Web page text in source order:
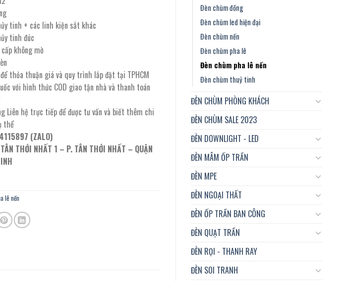
Đèn chùm đồng
Đèn chùm led hiện đại
Đèn chùm nến
Đèn chùm pha lê
Đèn chùm pha lê nến
Đèn chùm thuỷ tinh
ĐÈN CHÙM PHÒNG KHÁCH
ĐÈN CHÙM SALE 2023
ĐÈN DOWNLIGHT - LED
ĐÈN MÂM ỐP TRẦN
ĐÈN MPE
ĐÈN NGOẠI THẤT
ĐÈN ỐP TRẦN BAN CÔNG
ĐÈN QUẠT TRẦN
ĐÈN RỌI - THANH RAY
ĐÈN SOI TRANH
9.060.000 ₫.
4.530.000 ₫.
tinh + các linh kiện sắt khác
tinh đúc
không mờ
thỏa thuận giá và quy trình lắp đặt tại TPHCM
với hình thức COD giao tận nhà và thanh toán
Liên hệ trực tiếp để được tư vấn và biết thêm chi
thể
(ZALO)
THỚI NHẤT 1 – P. TÂN THỚI NHẤT – QUẬN
lê nến